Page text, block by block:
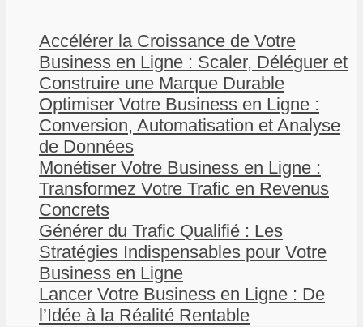
Accélérer la Croissance de Votre
Business en Ligne : Scaler, Déléguer et
Construire une Marque Durable
Optimiser Votre Business en Ligne :
Conversion, Automatisation et Analyse
de Données
Monétiser Votre Business en Ligne :
Transformez Votre Trafic en Revenus
Concrets
Générer du Trafic Qualifié : Les
Stratégies Indispensables pour Votre
Business en Ligne
Lancer Votre Business en Ligne : De
l’Idée à la Réalité Rentable